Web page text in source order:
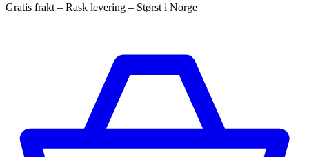
Gratis frakt – Rask levering – Størst i Norge